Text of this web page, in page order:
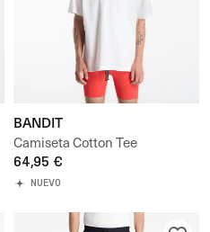
BANDIT
Camiseta Cotton Tee
64,95 €
NUEVO